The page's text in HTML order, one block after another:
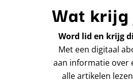
Wat krijg
Word lid en krijg
Met een digitaal
aan informatie over
alle artikelen